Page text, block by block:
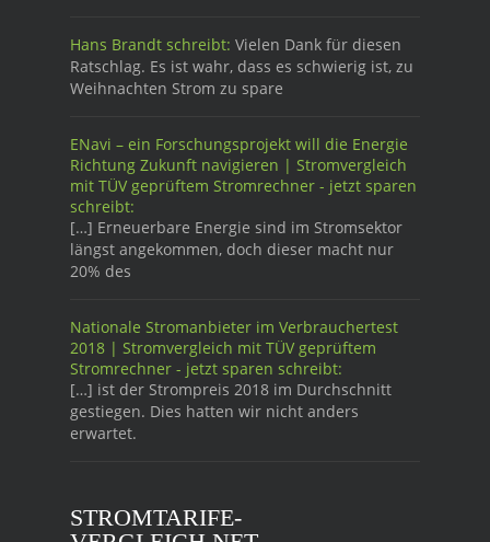
Hans Brandt schreibt: Vielen Dank für diesen
Ratschlag. Es ist wahr, dass es schwierig ist, zu
Weihnachten Strom zu spare
ENavi – ein Forschungsprojekt will die Energie
Richtung Zukunft navigieren | Stromvergleich
mit TÜV geprüftem Stromrechner - jetzt sparen
schreibt:
[…] Erneuerbare Energie sind im Stromsektor
längst angekommen, doch dieser macht nur
20% des
Nationale Stromanbieter im Verbrauchertest
2018 | Stromvergleich mit TÜV geprüftem
Stromrechner - jetzt sparen schreibt:
[…] ist der Strompreis 2018 im Durchschnitt
gestiegen. Dies hatten wir nicht anders
erwartet.
STROMTARIFE-